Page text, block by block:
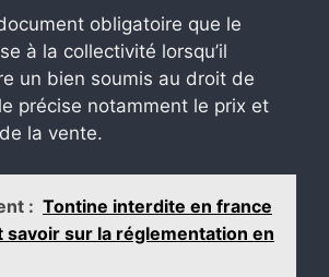
obligatoire que le
à la collectivité lorsqu’il
un bien soumis au droit de
précise notamment le prix et
la vente.
: Tontine interdite en france
savoir sur la réglementation en